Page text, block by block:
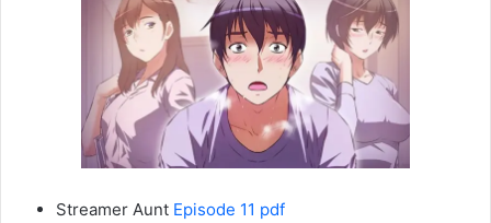
Streamer Aunt Episode 11 pdf